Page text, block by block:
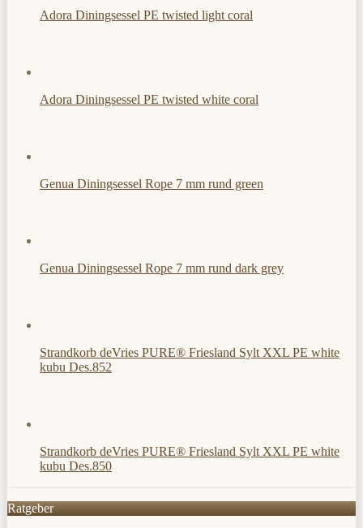
Adora Diningsessel PE twisted light coral
Adora Diningsessel PE twisted white coral
Genua Diningsessel Rope 7 mm rund green
Genua Diningsessel Rope 7 mm rund dark grey
Strandkorb deVries PURE® Friesland Sylt XXL PE white
kubu Des.852
Strandkorb deVries PURE® Friesland Sylt XXL PE white
kubu Des.850
Ratgeber